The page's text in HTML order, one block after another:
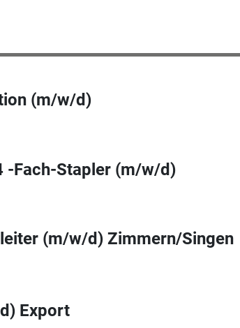
(m/w/d)
-Fach-Stapler (m/w/d)
(m/w/d) Zimmern/Singen
Export